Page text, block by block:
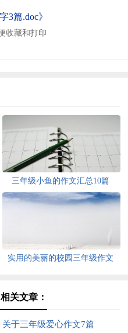
3篇.doc》
收藏和打印
三年级小鱼的作文汇总10篇
实用的美丽的校园三年级作文
关文章：
关于三年级爱心作文7篇